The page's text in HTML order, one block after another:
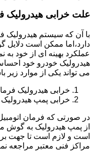
علت خرابی
با آن که سیستم هیدرولیک
دارد،اما ممکن است دلایل
عملکرد بهینه ای از خود به
هیدرولیک خودرو خود
می تواند یکی از موارد زیر
خرابی هیدرولیک
خرابی پمپ هیدرولیک
در صورتی که فرمان
از پمپ هیدرولیک به گوش
است و لازم است تا جهت
مراکز فنی معتبر مراجعه